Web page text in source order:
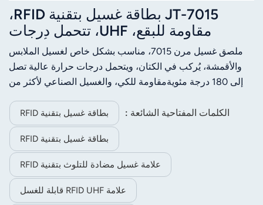
JT-7015 بطاقة غسيل بتقنية RFID،
مقاومة للبقع، UHF، تتحمل درجات
الحرارة العالية، مناسبة للأقمشة
المنسوجة، ومخصصة للتنظيف الجاف،
ومقاومة للماء.
ملصق غسيل مرن 7015، مناسب بشكل خاص لغسيل الملابس
والأقمشة، يُركب في الكتان، ويتحمل درجات حرارة عالية تصل
إلى 180 درجة مئويةمقاومة للكي، والغسيل الصناعي لأكثر من
الكلمات المفتاحية الشائعة :
بطاقة غسيل بتقنية RFID
بطاقة غسيل بتقنية RFID
علامة غسيل مضادة للتلوث بتقنية RFID
علامة RFID UHF قابلة للغسل